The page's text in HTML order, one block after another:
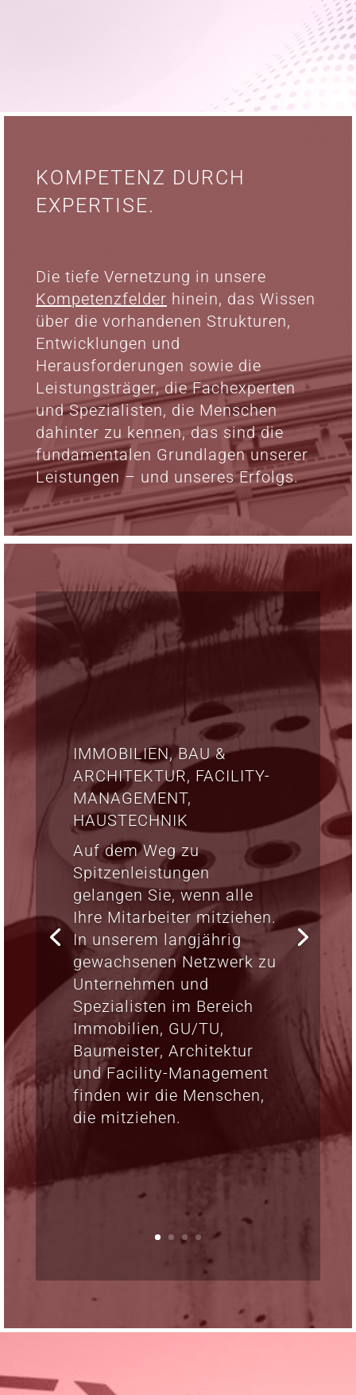
KOMPETENZ DURCH
EXPERTISE.
Die tiefe Vernetzung in unsere
Kompetenzfelder hinein, das Wissen
über die vorhandenen Strukturen,
Entwicklungen und
Herausforderungen sowie die
Leistungsträger, die Fachexperten
und Spezialisten, die Menschen
dahinter zu kennen, das sind die
fundamentalen Grundlagen unserer
Leistungen – und unseres Erfolgs.
IMMOBILIEN, BAU &
ARCHITEKTUR, FACILITY-
MANAGEMENT,
HAUSTECHNIK
Auf dem Weg zu
Spitzenleistungen
gelangen Sie, wenn alle
Ihre Mitarbeiter mitziehen.
In unserem langjährig
gewachsenen Netzwerk zu
Unternehmen und
Spezialisten im Bereich
Immobilien, GU/TU,
Baumeister, Architektur
und Facility-Management
finden wir die Menschen,
die mitziehen.